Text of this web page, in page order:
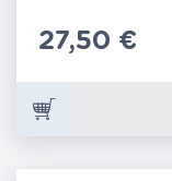
Prix
27,50 €